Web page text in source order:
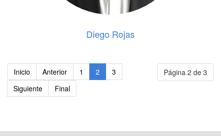
Diego Rojas
Página 2 de 3
Inicio Anterior 1 2
3
Siguiente
Final